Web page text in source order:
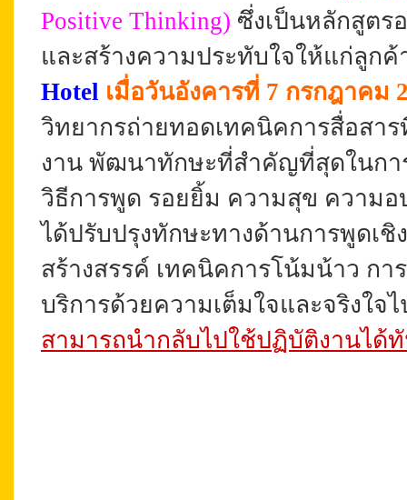
Positive Thinking) ซึ่งเป็นหลักสูตร
และสร้างความประทับใจให้แก่ลูก
Hotel เมื่อวันอังคารที่ 7 กรกฎาคม
วิทยากรถ่ายทอดเทคนิคการสื่อสา
งาน พัฒนาทักษะที่สำคัญที่สุดในกา
วิธีการพูด รอยยิ้ม ความสุข ความ
ได้ปรับปรุงทักษะทางด้านการพูดเ
สร้างสรรค์ เทคนิคการโน้มน้าว ก
บริการด้วยความเต็มใจและจริงใจ
สามารถนำกลับไปใช้ปฏิบัติงานได้